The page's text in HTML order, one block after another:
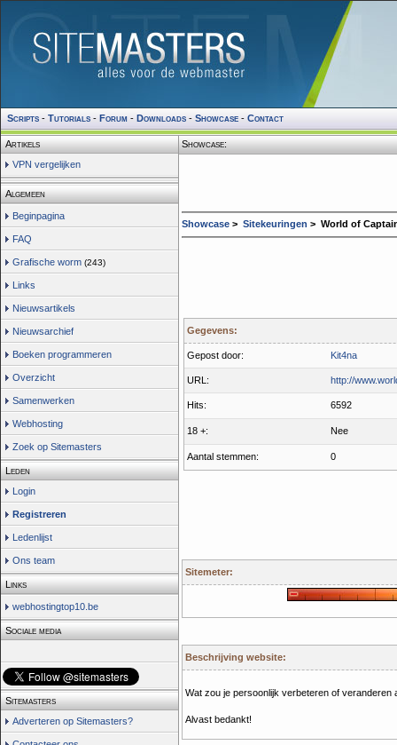
Scripts - Tutorials - Forum - Downloads - Showcase - Contact
Artikels
VPN vergelijken
Algemeen
Beginpagina
FAQ
Grafische worm (243)
Links
Nieuwsartikels
Nieuwsarchief
Boeken programmeren
Overzicht
Samenwerken
Webhosting
Zoek op Sitemasters
Leden
Login
Registreren
Ledenlijst
Ons team
Links
webhostingtop10.be
Sociale media
Sitemasters
Adverteren op Sitemasters?
Showcase:
Showcase > Sitekeuringen > World of
Gegevens:
Gepost door: Kit4na
URL: http://
Hits: 6592
18 +: Nee
Aantal stemmen: 0
Sitemeter:
Beschrijving website:
Wat zou je persoonlijk verbeteren of
Alvast bedankt!